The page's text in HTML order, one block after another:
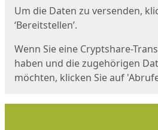
Um die Daten zu versenden,
‘Bereitstellen’.
Wenn Sie eine Cryptshare-
haben und die zugehörigen
möchten, klicken Sie auf